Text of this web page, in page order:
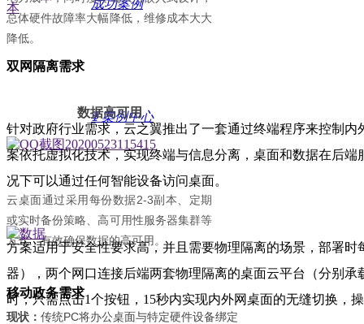
成功案例
ꅀ 案例中心
总体硬件故障率大幅降低，维修成本大大
降低。
数据高可用
云桌面通过采用每份数据2-3副本、定期
或实时备份策略、高可用性服务器集群等
方式，有效确保数据的高可用。
双网隔离需求
移动政务需求
现状： 传统PC将办公桌面与特定硬件设备绑定
针对政府行业需求，云之翼推出了一套通过终端程序来控制
案依托虚拟化技术，实现终端与信息分离，桌面和数据在后
况下可以通过任何智能设备访问桌面。
方案适用于安全性要求高，并且需要物理隔离的场景，部署
器），两个网口连接后端两套物理隔离的桌面云平台（分别
时，只需点击1个按钮，15秒内实现内外网桌面的无缝切换，